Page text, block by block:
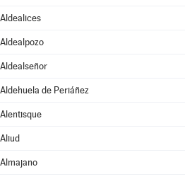
Aldealices
Aldealpozo
Aldealseñor
Aldehuela de Periáñez
Alentisque
Aliud
Almajano